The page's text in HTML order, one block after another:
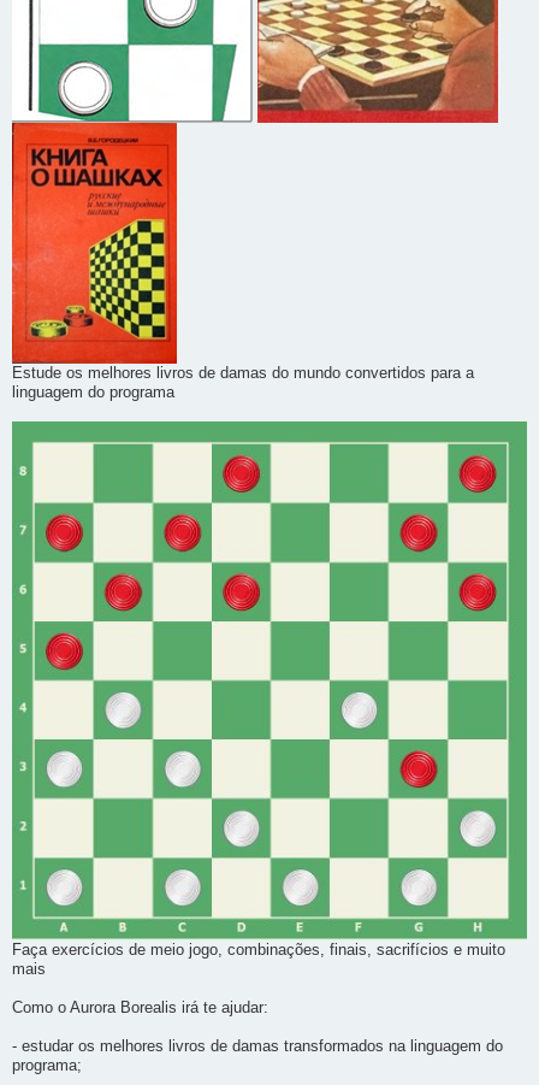
Estude os melhores livros de damas do mundo convertidos para a
linguagem do programa
Faça exercícios de meio jogo, combinações, finais, sacrifícios e muito
mais
Como o Aurora Borealis irá te ajudar:
- estudar os melhores livros de damas transformados na linguagem do
programa;